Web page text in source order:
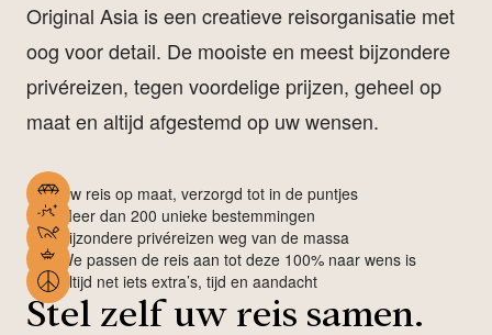
Original Asia is een creatieve reisorganisatie met
oog voor detail. De mooiste en meest bijzondere
privéreizen, tegen voordelige prijzen, geheel op
maat en altijd afgestemd op uw wensen.
Uw reis op maat, verzorgd tot in de puntjes
Meer dan 200 unieke bestemmingen
Bijzondere privéreizen weg van de massa
We passen de reis aan tot deze 100% naar wens is
Altijd net iets extra’s, tijd en aandacht
Stel zelf uw reis samen.